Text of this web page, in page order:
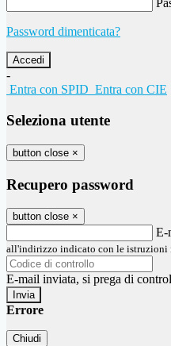
Password dimenticata?
-
Entra con SPID Entra con CIE
Seleziona utente
button close ×
Recupero password
button close ×
E-
all'indirizzo indicato con le istruzioni
E-mail inviata, si prega di
Errore
Chiudi